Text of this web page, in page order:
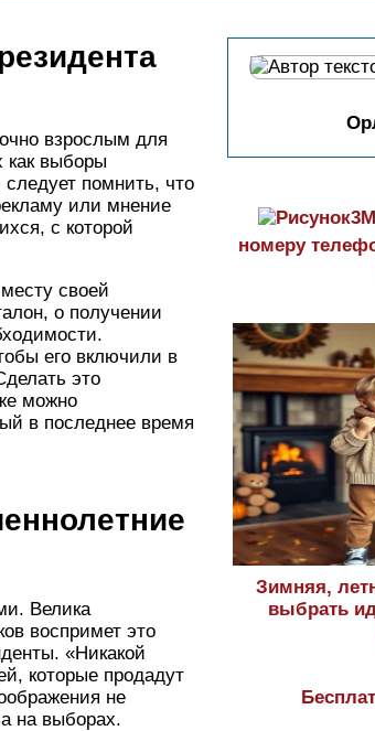
взрослым для
как выборы
помнить, что
или мнение
с которой
своей
о получении
его включили в
это
можно
в последнее время
Велика
воспримет это
«Никакой
которые продадут
не
на выборах.
номеру
Зимняя,
выбрать